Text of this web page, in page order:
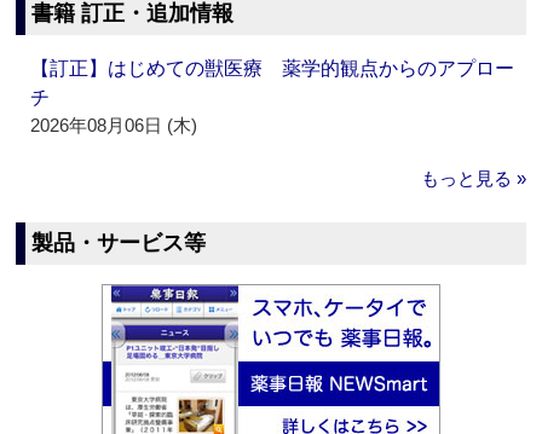
書籍 訂正・追加情報
【訂正】はじめての獣医療 薬学的観点からのアプロー
チ
2026年08月06日 (木)
もっと見る »
製品・サービス等